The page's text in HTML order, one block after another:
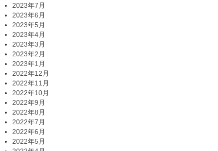
2023年7月
2023年6月
2023年5月
2023年4月
2023年3月
2023年2月
2023年1月
2022年12月
2022年11月
2022年10月
2022年9月
2022年8月
2022年7月
2022年6月
2022年5月